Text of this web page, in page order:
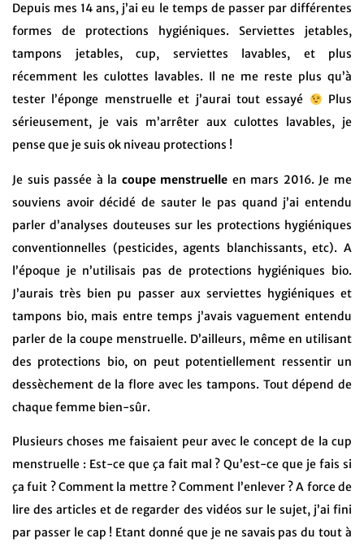
Depuis mes 14 ans, j’ai eu le temps de passer par différentes
formes de protections hygiéniques. Serviettes jetables,
tampons jetables, cup, serviettes lavables, et plus
récemment les culottes lavables. Il ne me reste plus qu’à
tester l’éponge menstruelle et j’aurai tout essayé
Plus
sérieusement, je vais m’arrêter aux culottes lavables, je
pense que je suis ok niveau protections !
Je suis passée à la coupe menstruelle en mars 2016. Je me
souviens avoir décidé de sauter le pas quand j’ai entendu
parler d’analyses douteuses sur les protections hygiéniques
conventionnelles (pesticides, agents blanchissants, etc). A
l’époque je n’utilisais pas de protections hygiéniques bio.
J’aurais très bien pu passer aux serviettes hygiéniques et
tampons bio, mais entre temps j’avais vaguement entendu
parler de la coupe menstruelle. D’ailleurs, même en utilisant
des protections bio, on peut potentiellement ressentir un
dessèchement de la flore avec les tampons. Tout dépend de
chaque femme bien-sûr.
Plusieurs choses me faisaient peur avec le concept de la cup
menstruelle : Est-ce que ça fait mal ? Qu’est-ce que je fais si
ça fuit ? Comment la mettre ? Comment l’enlever ? A force de
lire des articles et de regarder des vidéos sur le sujet, j’ai fini
par passer le cap ! Etant donné que je ne savais pas du tout à